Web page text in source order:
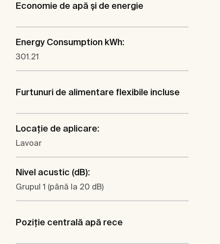
Economie de apă şi de energie
Energy Consumption kWh:
301.21
Furtunuri de alimentare flexibile incluse
Locaţie de aplicare:
Lavoar
Nivel acustic (dB):
Grupul 1 (până la 20 dB)
Poziţie centrală apă rece